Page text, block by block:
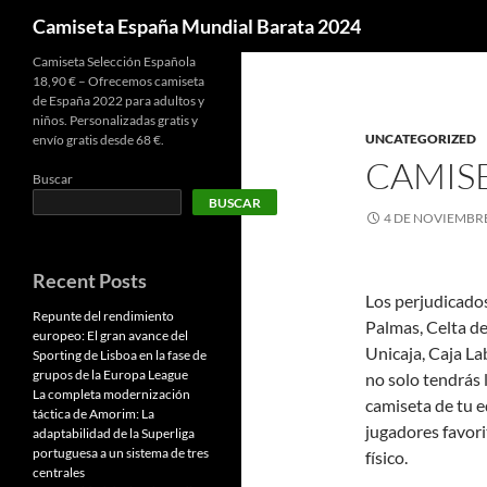
Camiseta España Mundial Barata 2024
UNCATEGORIZED
4 DE
Los
Palmas, Celta
Unicaja, Caja
no solo tendrás
camiseta de tu
jugadores
físico.
Camiseta Selección Española
18,90 € – Ofrecemos camiseta
de España 2022 para adultos y
niños. Personalizadas gratis y
envío gratis desde 68 €.
Buscar
BUSCAR
Recent Posts
Repunte del rendimiento
europeo: El gran avance del
Sporting de Lisboa en la fase de
grupos de la Europa League
La completa modernización
táctica de Amorim: La
adaptabilidad de la Superliga
portuguesa a un sistema de tres
centrales